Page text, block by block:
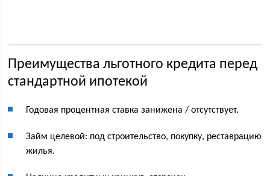
Преимущества льготного кредита перед
стандартной ипотекой
Годовая процентная ставка занижена / отсутствует.
Займ целевой: под строительство, покупку, реставрацию
жилья.